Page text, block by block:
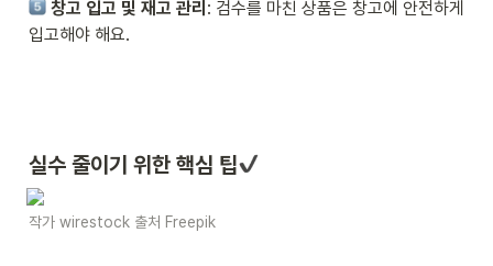
창고 입고 및 재고 관리 : 검수를 마친 상품은 창고에 안전하게
입고해야 해요.
실수 줄이기 위한 핵심 팁
작가 wirestock 출처 Freepik